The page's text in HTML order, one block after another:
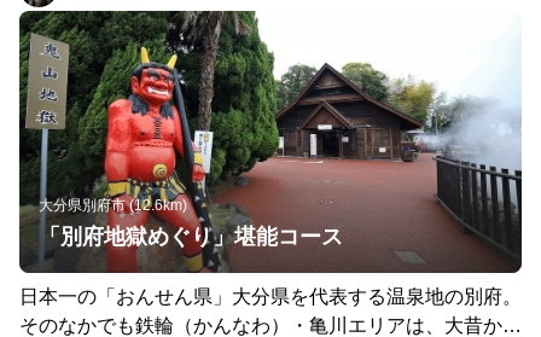
から近く、アクセスが良い。また、このトラックから見て
南東にある玖珠城（高勝寺城）跡の伐株山（きりかぶ）の
KIRIKABU HOUSEから見る玖珠の町は壮観である。双眼
鏡があればこのトラックを眺めることができる。
大分県別府市 (12.6km)
「別府地獄めぐり」堪能コース
日本一の「おんせん県」大分県を代表する温泉地の別府。
そのなかでも鉄輪（かんなわ）・亀川エリアは、大昔から